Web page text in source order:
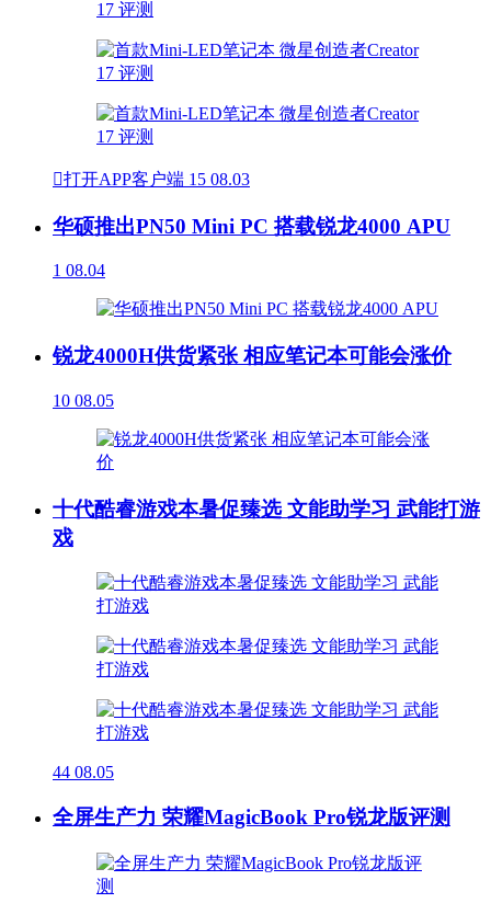
打开APP客户端 15 08.03
华硕推出PN50 Mini PC 搭载锐龙4000 APU
1 08.04
锐龙4000H供货紧张 相应笔记本可能会涨价
10 08.05
十代酷睿游戏本暑促臻选 文能助学习 武能打游
戏
44 08.05
全屏生产力 荣耀MagicBook Pro锐龙版评测